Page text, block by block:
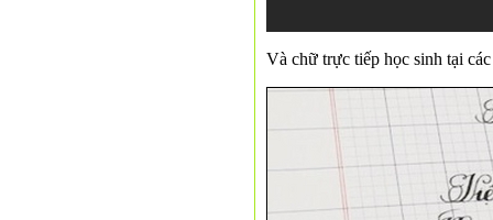
Và chữ trực tiếp học sinh tại